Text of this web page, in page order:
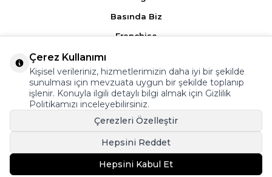
Basında Biz
Franchise
Ürün Yorumları
Kampanyalar
Üyelik Sözleşmesi
Satış Sözleşmesi
T
Çerez Kullanımı
Kişisel verileriniz, hizmetlerimizin daha iyi bir şekilde
sunulması için mevzuata uygun bir şekilde toplanıp
işlenir. Konuyla ilgili detaylı bilgi almak için Gizlilik
Politikamızı inceleyebilirsiniz.
Çerezleri Özelleştir
Hepsini Reddet
Hepsini Kabul Et